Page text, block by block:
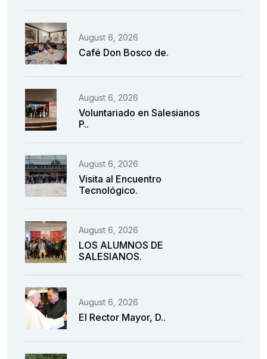
August 6, 2026
Café Don Bosco de.
August 6, 2026
Voluntariado en Salesianos
P..
August 6, 2026
Visita al Encuentro
Tecnológico.
August 6, 2026
LOS ALUMNOS DE
SALESIANOS.
August 6, 2026
El Rector Mayor, D..